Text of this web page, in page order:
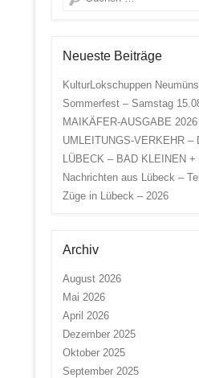
Neueste Beiträge
KulturLokschuppen
Sommerfest – Samstag
MAIKÄFER-AUSGABE 2026
UMLEITUNGS-VERKEHR –
LÜBECK – BAD KLEINEN +
Nachrichten aus Lübeck –
Züge in Lübeck – 2026
Archiv
August 2026
Mai 2026
April 2026
Dezember 2025
Oktober 2025
September 2025